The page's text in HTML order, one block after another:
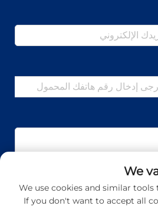
We
We use cookies and similar tools
If you don't want to accept all